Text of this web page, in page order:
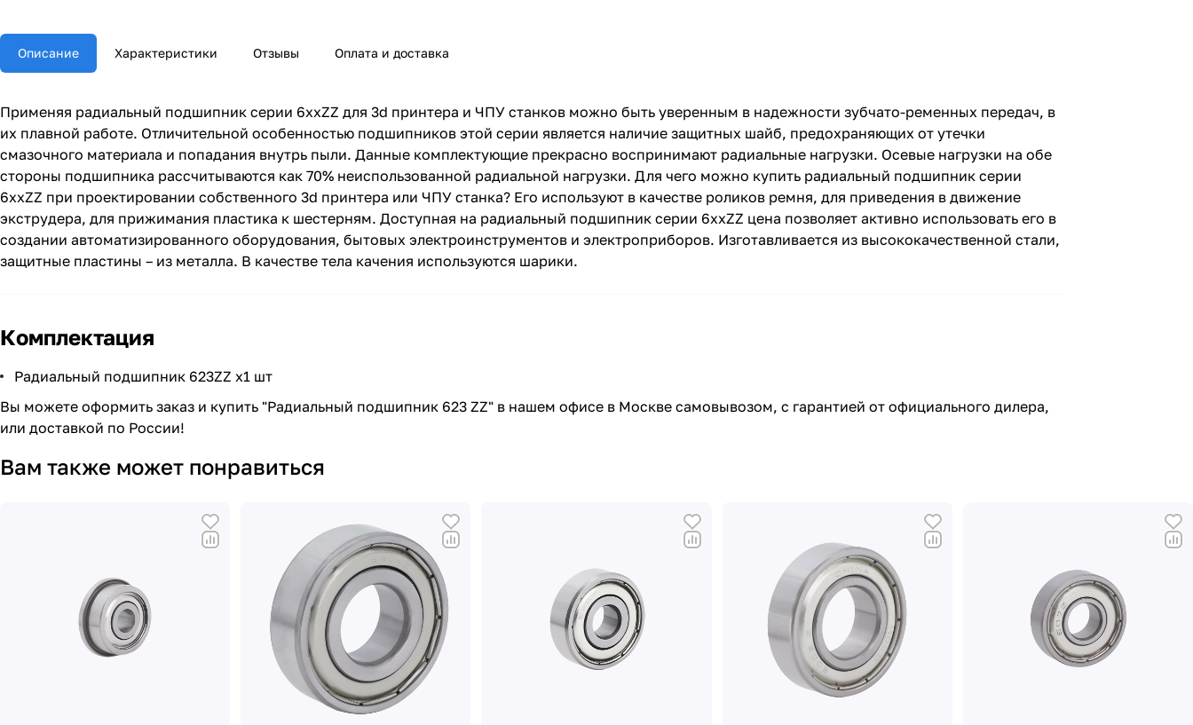
Описание Характеристики Отзывы Оплата и доставка
Применяя радиальный подшипник серии 6ххZZ для 3d принтера и ЧПУ станков можно быть уверенным в надежности зубчато-ременных передач, в
их плавной работе. Отличительной особенностью подшипников этой серии является наличие защитных шайб, предохраняющих от утечки
смазочного материала и попадания внутрь пыли. Данные комплектующие прекрасно воспринимают радиальные нагрузки. Осевые нагрузки на обе
стороны подшипника рассчитываются как 70% неиспользованной радиальной нагрузки. Для чего можно купить радиальный подшипник серии
6ххZZ при проектировании собственного 3d принтера или ЧПУ станка? Его используют в качестве роликов ремня, для приведения в движение
экструдера, для прижимания пластика к шестерням. Доступная на радиальный подшипник серии 6ххZZ цена позволяет активно использовать его в
создании автоматизированного оборудования, бытовых электроинструментов и электроприборов. Изготавливается из высококачественной стали,
защитные пластины – из металла. В качестве тела качения используются шарики.
Комплектация
Радиальный подшипник 623ZZ х1 шт
Вы можете оформить заказ и купить "Радиальный подшипник 623 ZZ" в нашем офисе в Москве самовывозом, с гарантией от официального дилера,
или доставкой по России!
Вам также может понравиться